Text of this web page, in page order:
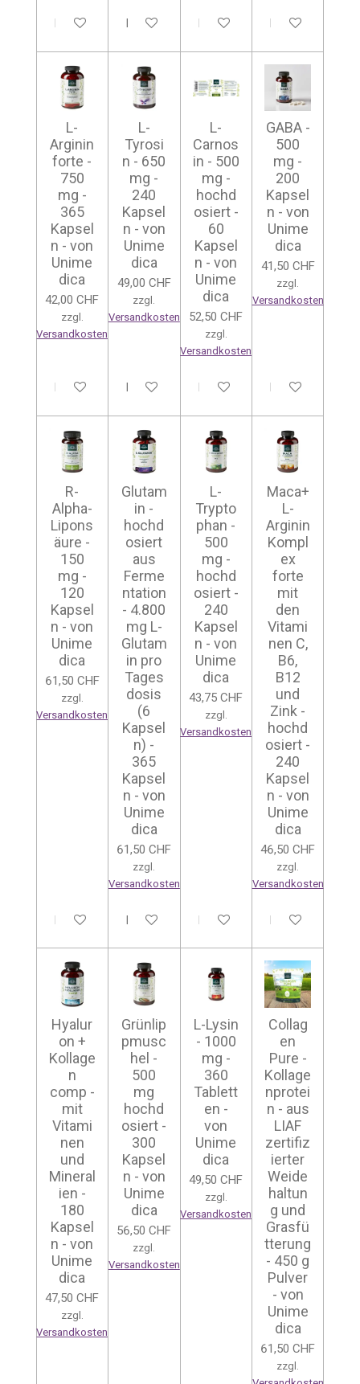
In den WarenkorbIn den WarenkorbIn den WarenkorbIn den
L-
Arginin
forte -
750
mg -
365
Kapsel
n - von
Unime
dica
42,00 CHF
zzgl.
Versandkosten
In den Warenkorb
L-
Tyrosi
n - 650
mg -
240
Kapsel
n - von
Unime
dica
49,00 CHF
zzgl.
Versandkosten
In den Warenkorb
L-
Carnos
in - 500
mg -
hochd
osiert -
60
Kapsel
n - von
Unime
dica
52,50 CHF
zzgl.
Versandkosten
In den Warenkorb
GABA -
500
mg -
200
Kapsel
n - von
Unime
dica
41,50 CHF
zzgl.
Versandkosten
In den
R-
Alpha-
Lipons
äure -
150
mg -
120
Kapsel
n - von
Unime
dica
61,50 CHF
zzgl.
Versandkosten
In den Warenkorb
Glutam
in -
hochd
osiert
aus
Ferme
ntation
- 4.800
mg L-
Glutam
in pro
Tages
dosis
(6
Kapsel
n) -
365
Kapsel
n - von
Unime
dica
61,50 CHF
zzgl.
Versandkosten
In den Warenkorb
L-
Trypto
phan -
500
mg -
hochd
osiert -
240
Kapsel
n - von
Unime
dica
43,75 CHF
zzgl.
Versandkosten
In den Warenkorb
Maca+
L-
Arginin
Kompl
ex
forte
mit
den
Vitami
nen C,
B6,
B12
und
Zink -
hochd
osiert -
240
Kapsel
n - von
Unime
dica
46,50 CHF
zzgl.
Versandkosten
In den
Hyalur
on +
Kollage
n
comp -
mit
Vitami
nen
und
Mineral
ien -
180
Kapsel
n - von
Unime
dica
47,50 CHF
zzgl.
Versandkosten
Grünlip
pmusc
hel -
500
mg
hochd
osiert -
300
Kapsel
n - von
Unime
dica
56,50 CHF
zzgl.
Versandkosten
L-Lysin
- 1000
mg -
360
Tablett
en -
von
Unime
dica
49,50 CHF
zzgl.
Versandkosten
Collag
en
Pure -
Kollage
nprotei
n - aus
LIAF
zertifiz
ierter
Weide
haltun
g und
Grasfü
tterung
- 450 g
Pulver
- von
Unime
dica
61,50 CHF
zzgl.